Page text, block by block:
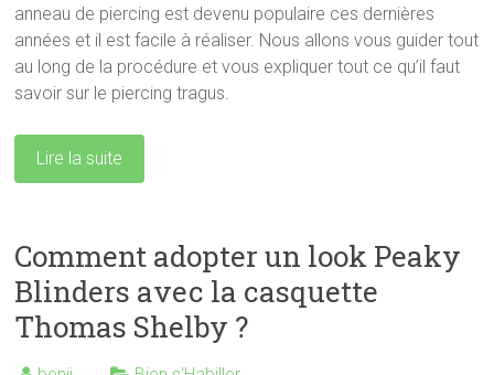
anneau de piercing est devenu populaire ces dernières
années et il est facile à réaliser. Nous allons vous guider tout
au long de la procédure et vous expliquer tout ce qu’il faut
savoir sur le piercing tragus.
Lire la suite
Comment adopter un look Peaky
Blinders avec la casquette
Thomas Shelby ?